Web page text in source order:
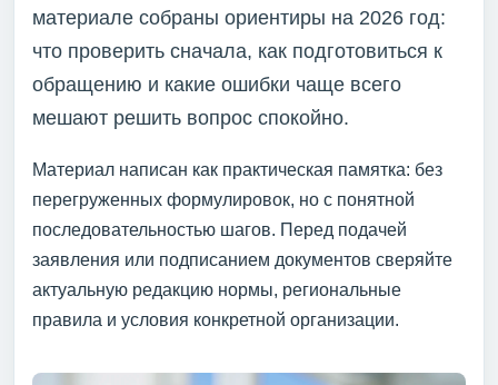
материале собраны ориентиры на 2026 год:
что проверить сначала, как подготовиться к
обращению и какие ошибки чаще всего
мешают решить вопрос спокойно.
Материал написан как практическая памятка: без
перегруженных формулировок, но с понятной
последовательностью шагов. Перед подачей
заявления или подписанием документов сверяйте
актуальную редакцию нормы, региональные
правила и условия конкретной организации.